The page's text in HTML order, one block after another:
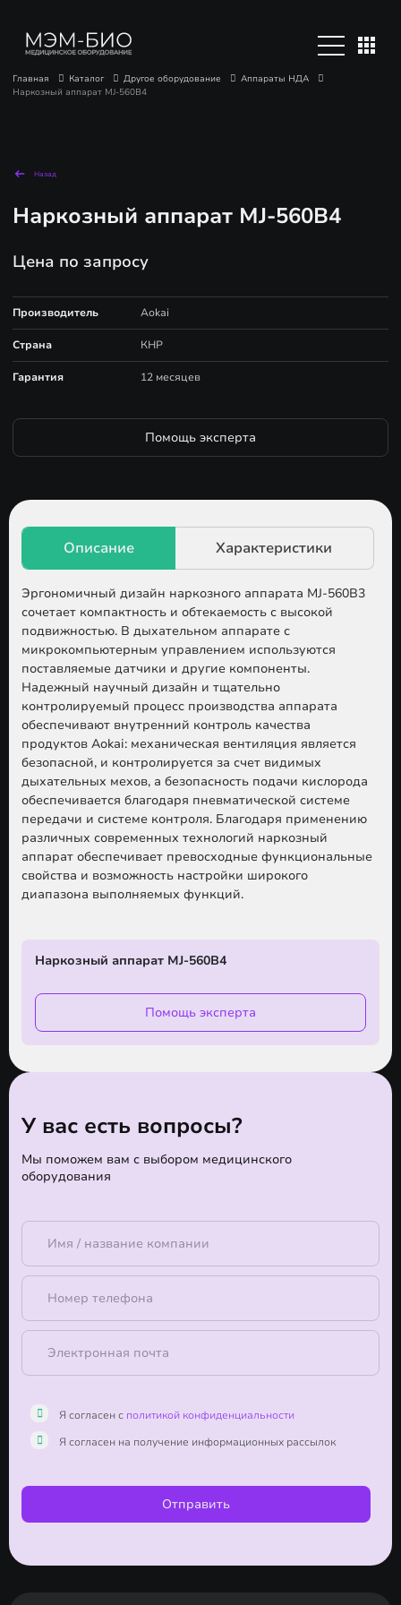
Главная Каталог Другое оборудование
Аппараты НДА
Наркозный аппарат MJ-560B4
Назад
Наркозный аппарат MJ-560B4
Цена по запросу
Производитель Aokai
Страна КНР
Гарантия 12 месяцев
Помощь эксперта
Эргономичный дизайн наркозного аппарата MJ-560B3
сочетает компактность и обтекаемость с высокой
подвижностью. В дыхательном аппарате с
микрокомпьютерным управлением используются
поставляемые датчики и другие компоненты.
Надежный научный дизайн и тщательно
контролируемый процесс производства аппарата
обеспечивают внутренний контроль качества
продуктов Aokai: механическая вентиляция является
безопасной, и контролируется за счет видимых
дыхательных мехов, а безопасность подачи кислорода
обеспечивается благодаря пневматической системе
передачи и системе контроля. Благодаря применению
различных современных технологий наркозный
аппарат обеспечивает превосходные функциональные
свойства и возможность настройки широкого
диапазона выполняемых функций.
Наркозный аппарат MJ-560B4
Помощь эксперта
У вас есть вопросы?
Мы поможем вам с выбором медицинского
оборудования
Отправить
Я согласен с политикой конфиденциальности
Я согласен на получение информационных рассылок